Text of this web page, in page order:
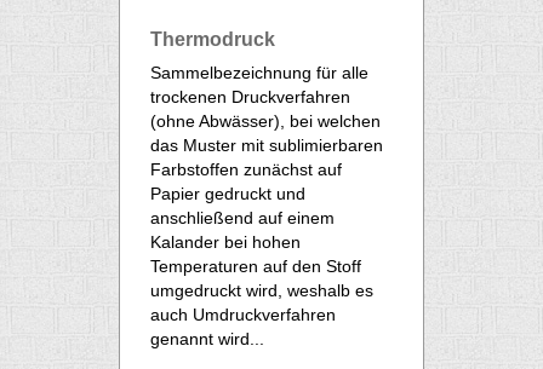
Thermodruck
Sammelbezeichnung für alle
trockenen Druckverfahren
(ohne Abwässer), bei welchen
das Muster mit sublimierbaren
Farbstoffen zunächst auf
Papier gedruckt und
anschließend auf einem
Kalander bei hohen
Temperaturen auf den Stoff
umgedruckt wird, weshalb es
auch Umdruckverfahren
genannt wird...